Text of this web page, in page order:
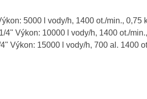
5000 l vody/h, 1400 ot./min., 0,75
4" Výkon: 10000 l vody/h, 1400 ot./
Výkon: 15000 l vody/h, 700 al. 1400